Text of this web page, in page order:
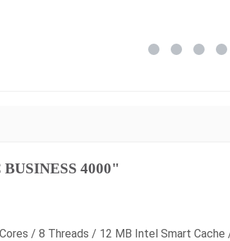
4000"
/ 8 Threads / 12 MB Intel Smart Cache